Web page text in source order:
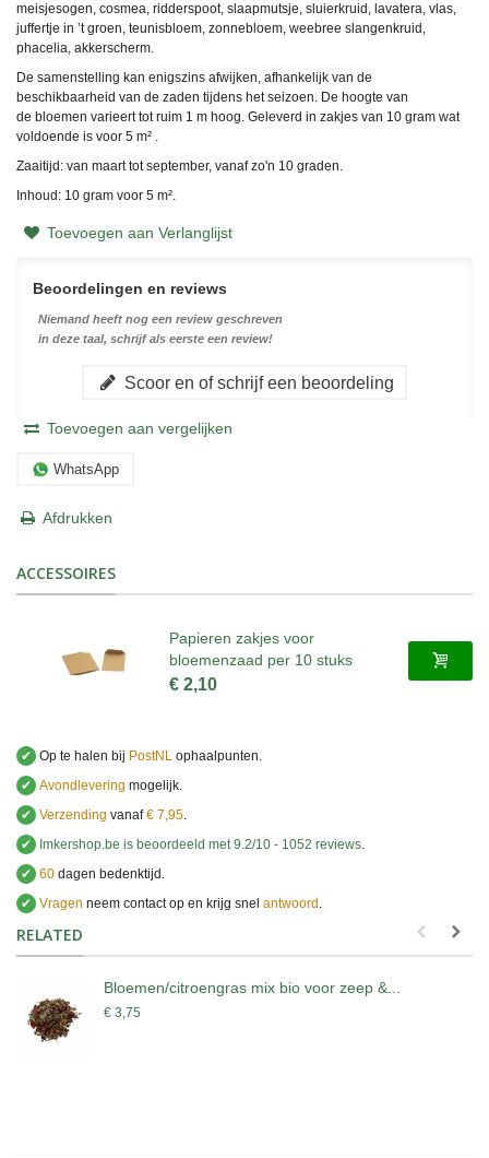
meisjesogen, cosmea, ridderspoot, slaapmutsje, sluierkruid, lavatera, vlas,
juffertje in ’t groen, teunisbloem, zonnebloem, weebree slangenkruid,
phacelia, akkerscherm.
De samenstelling kan enigszins afwijken, afhankelijk van de
beschikbaarheid van de zaden tijdens het seizoen. De hoogte van
de bloemen varieert tot ruim 1 m hoog. Geleverd in zakjes van 10 gram wat
voldoende is voor 5 m² .
Zaaitijd: van maart tot september, vanaf zo'n 10 graden.
Inhoud: 10 gram voor 5 m².
Toevoegen aan Verlanglijst
Beoordelingen en reviews
Niemand heeft nog een review geschreven
in deze taal, schrijf als eerste een review!
Scoor en of schrijf een beoordeling
Toevoegen aan vergelijken
WhatsApp
Afdrukken
ACCESSOIRES
Papieren zakjes voor
bloemenzaad per 10 stuks
€ 2,10
✔ Op te halen bij PostNL ophaalpunten.
✔ Avondlevering mogelijk.
✔ Verzending vanaf€ 7,95.
✔
Imkershop.be is beoordeeld met9.2/10 - 1052 reviews.
✔ 60 dagen bedenktijd.
✔ Vragen neem contact op en krijg snel antwoord .
RELATED
Bloemen/citroengras mix bio voor zeep &...
€ 3,75